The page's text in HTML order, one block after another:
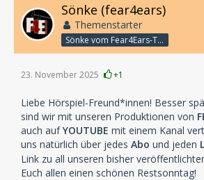
Sönke (fear4ears)
Themenstarter
Sönke vom Fear4Ears-Team
23. November 2025 +1
Liebe Hörspiel-Freund*innen! Besser
sind wir mit unseren Produktionen von
auch aufYOUTUBE mit einem Kanal
uns natürlich über jedes Abo und jeden
Link zu all unseren bisher
Euch allen einen schönen Restsonntag!